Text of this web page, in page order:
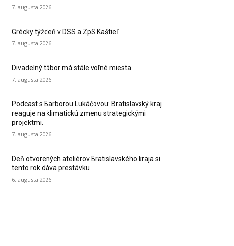
7. augusta 2026
Grécky týždeň v DSS a ZpS Kaštieľ
7. augusta 2026
Divadelný tábor má stále voľné miesta
7. augusta 2026
Podcast s Barborou Lukáčovou: Bratislavský kraj
reaguje na klimatickú zmenu strategickými
projektmi.
7. augusta 2026
Deň otvorených ateliérov Bratislavského kraja si
tento rok dáva prestávku
6. augusta 2026